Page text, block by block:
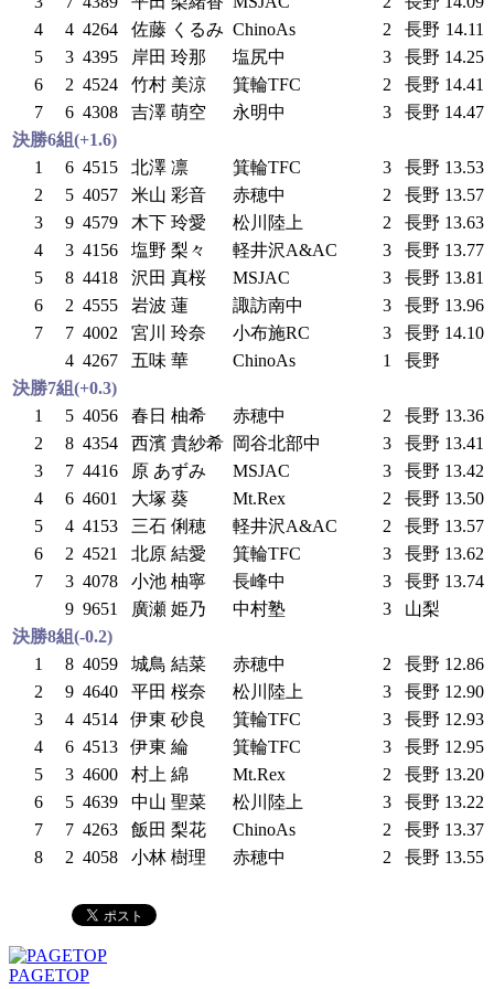
4
4 4264 佐藤 くるみ ChinoAs 2 長野 14.11
5
3 4395 岸田 玲那 塩尻中 3 長野 14.25
6
2 4524 竹村 美涼 箕輪TFC 2 長野 14.41
7
6 4308 吉澤 萌空 永明中 3 長野 14.47
決勝6組(+1.6)
1
6 4515 北澤 凛 箕輪TFC 3 長野 13.53
2
5 4057 米山 彩音 赤穂中 2 長野 13.57
3
9 4579 木下 玲愛 松川陸上 2 長野 13.63
4
3 4156 塩野 梨々 軽井沢A&AC 3 長野 13.77
5
8 4418 沢田 真桜 MSJAC 3 長野 13.81
6
2 4555 岩波 蓮 諏訪南中 3 長野 13.96
7
7 4002 宮川 玲奈 小布施RC 3 長野 14.10
4 4267 五味 華 ChinoAs 1 長野
決勝7組(+0.3)
1
5 4056 春日 柚希 赤穂中 2 長野 13.36
2
8 4354 西濱 貴紗希 岡谷北部中 3 長野 13.41
3
7 4416 原 あずみ MSJAC 3 長野 13.42
4
6 4601 大塚 葵 Mt.Rex 2 長野 13.50
5
4 4153 三石 俐穂 軽井沢A&AC 2 長野 13.57
6
2 4521 北原 結愛 箕輪TFC 3 長野 13.62
7
3 4078 小池 柚寧 長峰中 3 長野 13.74
9 9651 廣瀬 姫乃 中村塾 3 山梨
決勝8組(-0.2)
1
8 4059 城鳥 結菜 赤穂中 2 長野 12.86
2
9 4640 平田 桜奈 松川陸上 3 長野 12.90
3
4 4514 伊東 砂良 箕輪TFC 3 長野 12.93
4
6 4513 伊東 綸 箕輪TFC 3 長野 12.95
5
3 4600 村上 綿 Mt.Rex 2 長野 13.20
6
5 4639 中山 聖菜 松川陸上 3 長野 13.22
7
7 4263 飯田 梨花 ChinoAs 2 長野 13.37
8
2 4058 小林 樹理 赤穂中 2 長野 13.55
PAGETOP